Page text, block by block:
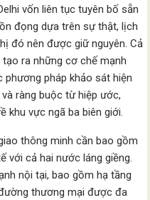
vốn liên tục tuyên bố sẵn
đọng dựa trên sự thật, lịch
đó nên được giữ nguyên. Cả
ra những cơ chế mạnh
phương pháp khảo sát hiện
ràng buộc từ hiệp ước,
khu vực ngã ba biên giới.
thông minh cần bao gồm
với cả hai nước láng giềng.
nội tại, bao gồm hạ tầng
thương mại được đa